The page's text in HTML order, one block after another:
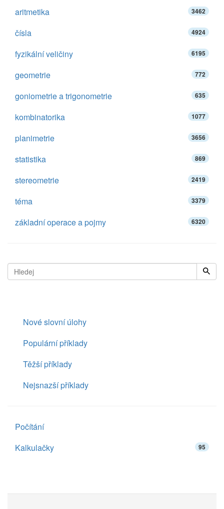
aritmetika 3462
čísla 4924
fyzikální veličiny 6195
geometrie 772
goniometrie a trigonometrie 635
kombinatorika 1077
planimetrie 3656
statistika 869
stereometrie 2419
téma 3379
základní operace a pojmy 6320
Nové slovní úlohy
Populární příklady
Těžší příklady
Nejsnazší příklady
Počítání
Kalkulačky
95